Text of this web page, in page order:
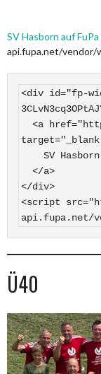
SV Hasborn auf FuPa
api.fupa.net/vendor/
<div id="fp-
</div>
<script
api.fupa.net/
Ü40